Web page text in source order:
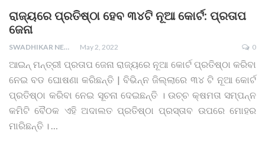
ରାଜ୍ୟରେ ପ୍ରତିଷ୍ଠା ହେବ ୩୪ଟି ନୂଆ କୋର୍ଟ: ପ୍ରତାପ
ଜେନା
SWADHIKAR NEWS May 2, 2022 0
ଆଇନ୍‌ ମନ୍ତ୍ରୀ ପ୍ରତାପ ଜେନା ରାଜ୍ୟରେ ନୂଆ କୋର୍ଟ ପ୍ରତିଷ୍ଠା କରିବା
ନେଇ ବଡ ଘୋଷଣା କରିଛନ୍ତି | ବିଭିନ୍ନ ଜିଲ୍ଲାରେ ୩୪ ଟି ନୂଆ କୋର୍ଟ
ପ୍ରତିଷ୍ଠା କରିବା ନେଇ ସୂଚନା ଦେଇଛନ୍ତି । ଉଚ୍ଚ କ୍ଷମତା ସମ୍ପନ୍ନ
କମିଟି ବୈଠକ ଏହି ଅଦାଲତ ପ୍ରତିଷ୍ଠା ପ୍ରସ୍ତାବ ଉପରେ ମୋହର
ମାରିଛନ୍ତି । …